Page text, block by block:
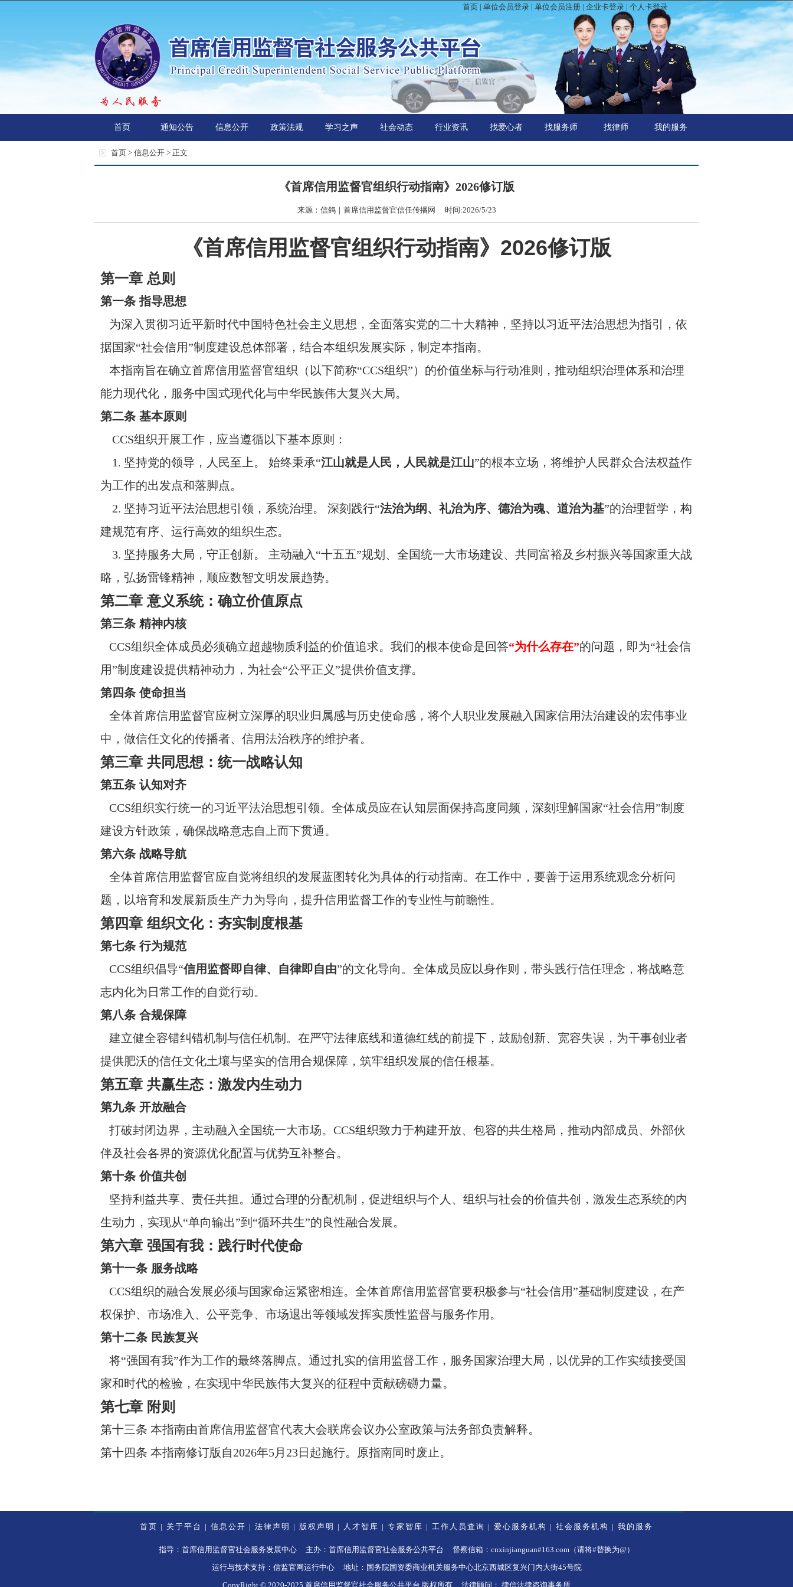
首页 | 单位会员登录 | 单位会员注册 | 企业卡登录 | 个人卡登录
首页 通知公告 信息公开 政策法规 学习之声 社会动态 行业资讯 找爱心者 找服务师 找律师 我的服务
首页 > 信息公开 > 正文
《首席信用监督官组织行动指南》2026修订版
来源：信鸽｜首席信用监督官信任传播网 时间:2026/5/23
《首席信用监督官组织行动指南》2026修订版
第一章 总则
第一条 指导思想
为深入贯彻习近平新时代中国特色社会主义思想，全面落实党的二十大精神，坚持以习近平法治思想为指引，依
据国家“社会信用”制度建设总体部署，结合本组织发展实际，制定本指南。
本指南旨在确立首席信用监督官组织（以下简称“CCS组织”）的价值坐标与行动准则，推动组织治理体系和治理
能力现代化，服务中国式现代化与中华民族伟大复兴大局。
第二条 基本原则
CCS组织开展工作，应当遵循以下基本原则：
1. 坚持党的领导，人民至上。 始终秉承“江山就是人民，人民就是江山”的根本立场，将维护人民群众合法权益作
为工作的出发点和落脚点。
2. 坚持习近平法治思想引领，系统治理。 深刻践行“法治为纲、礼治为序、德治为魂、道治为基”的治理哲学，构
建规范有序、运行高效的组织生态。
3. 坚持服务大局，守正创新。 主动融入“十五五”规划、全国统一大市场建设、共同富裕及乡村振兴等国家重大战
略，弘扬雷锋精神，顺应数智文明发展趋势。
第二章 意义系统：确立价值原点
第三条 精神内核
CCS组织全体成员必须确立超越物质利益的价值追求。我们的根本使命是回答“为什么存在”的问题，即为“社会信
用”制度建设提供精神动力，为社会“公平正义”提供价值支撑。
第四条 使命担当
全体首席信用监督官应树立深厚的职业归属感与历史使命感，将个人职业发展融入国家信用法治建设的宏伟事业
中，做信任文化的传播者、信用法治秩序的维护者。
第三章 共同思想：统一战略认知
第五条 认知对齐
CCS组织实行统一的习近平法治思想引领。全体成员应在认知层面保持高度同频，深刻理解国家“社会信用”制度
建设方针政策，确保战略意志自上而下贯通。
第六条 战略导航
全体首席信用监督官应自觉将组织的发展蓝图转化为具体的行动指南。在工作中，要善于运用系统观念分析问
题，以培育和发展新质生产力为导向，提升信用监督工作的专业性与前瞻性。
第四章 组织文化：夯实制度根基
第七条 行为规范
CCS组织倡导“信用监督即自律、自律即自由”的文化导向。全体成员应以身作则，带头践行信任理念，将战略意
志内化为日常工作的自觉行动。
第八条 合规保障
建立健全容错纠错机制与信任机制。在严守法律底线和道德红线的前提下，鼓励创新、宽容失误，为干事创业者
提供肥沃的信任文化土壤与坚实的信用合规保障，筑牢组织发展的信任根基。
第五章 共赢生态：激发内生动力
第九条 开放融合
打破封闭边界，主动融入全国统一大市场。CCS组织致力于构建开放、包容的共生格局，推动内部成员、外部伙
伴及社会各界的资源优化配置与优势互补整合。
第十条 价值共创
坚持利益共享、责任共担。通过合理的分配机制，促进组织与个人、组织与社会的价值共创，激发生态系统的内
生动力，实现从“单向输出”到“循环共生”的良性融合发展。
第六章 强国有我：践行时代使命
第十一条 服务战略
CCS组织的融合发展必须与国家命运紧密相连。全体首席信用监督官要积极参与“社会信用”基础制度建设，在产
权保护、市场准入、公平竞争、市场退出等领域发挥实质性监督与服务作用。
第十二条 民族复兴
将“强国有我”作为工作的最终落脚点。通过扎实的信用监督工作，服务国家治理大局，以优异的工作实绩接受国
家和时代的检验，在实现中华民族伟大复兴的征程中贡献磅礴力量。
第七章 附则
第十三条 本指南由首席信用监督官代表大会联席会议办公室政策与法务部负责解释。
第十四条 本指南修订版自2026年5月23日起施行。原指南同时废止。
首页 | 关于平台 | 信息公开 | 法律声明 | 版权声明 | 人才智库 | 专家智库 | 工作人员查询 | 爱心服务机构 | 社会服务机构 | 我的服务
指导：首席信用监督官社会服务发展中心 主办：首席信用监督官社会服务公共平台 督察信箱：cnxinjianguan#163.com（请将#替换为@）
运行与技术支持：信监官网运行中心 地址：国务院国资委商业机关服务中心北京西城区复兴门内大街45号院
CopyRight © 2020-2025 首席信用监督官社会服务公共平台 版权所有 法律顾问： 律信法律咨询事务所